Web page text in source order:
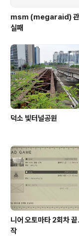
msm (megaraid) 관
실패
덕소 빛터널공원
니어 오토마타 2회차 끝
작